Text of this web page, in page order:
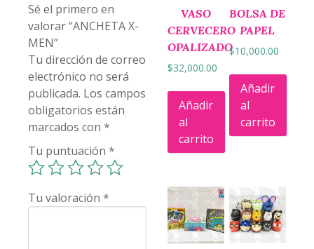
Sé el primero en
valorar “ANCHETA X-
MEN”
Tu dirección de correo
electrónico no será
publicada. Los campos
obligatorios están
marcados con *
Tu puntuación *
Tu valoración *
VASO
CERVECERO
OPALIZADO
$32,000.00
Añadir
al
carrito
BOLSA DE
PAPEL
$10,000.00
Añadir
al
carrito